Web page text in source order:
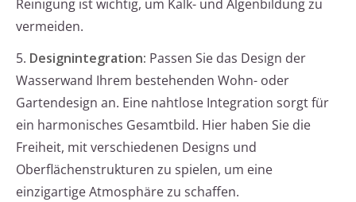
Reinigung ist wichtig, um Kalk- und Algenbildung zu
vermeiden.
5. Designintegration: Passen Sie das Design der
Wasserwand Ihrem bestehenden Wohn- oder
Gartendesign an. Eine nahtlose Integration sorgt für
ein harmonisches Gesamtbild. Hier haben Sie die
Freiheit, mit verschiedenen Designs und
Oberflächenstrukturen zu spielen, um eine
einzigartige Atmosphäre zu schaffen.